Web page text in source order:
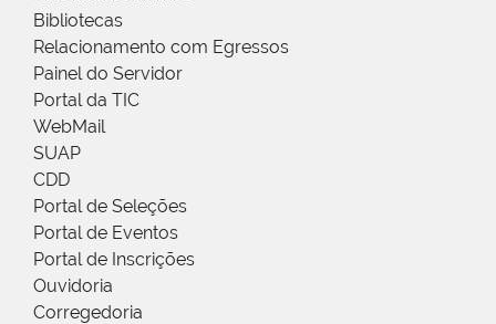
Bibliotecas
Relacionamento com Egressos
Painel do Servidor
Portal da TIC
WebMail
SUAP
CDD
Portal de Seleções
Portal de Eventos
Portal de Inscrições
Ouvidoria
Corregedoria